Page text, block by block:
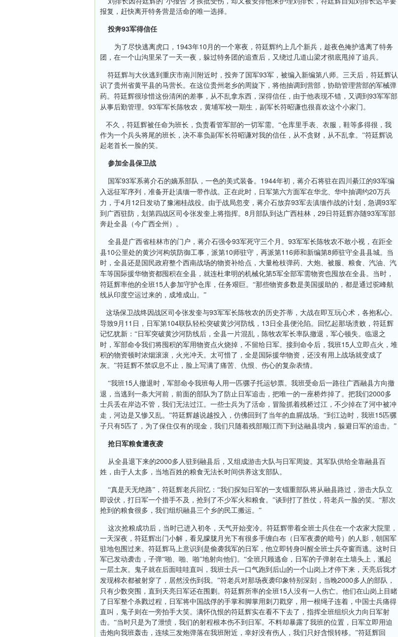
报复，赶快离开特务营是活命的唯一选择。
投奔93军得信任
为了尽快逃离虎口， 1943年10 月的一个寒夜，符廷辉约上几个新兵，趁夜色掩护逃离了特务
团，在一个山沟里呆了一天一夜，躲过特务团的追查后，又绕过几道山梁才彻底甩掉了追兵。
符廷辉与大伙逃到重庆市南川附近时，投奔了国军93军，被编入新编第八师。三天后，符廷辉认
识了贵州省黄平县的马营长。在这位贵州老乡的周旋下，将他抽调到营部，协助管理营部的军械弹
药。符廷辉很珍惜这份清闲的差事，从不乱拿东西，深得信任，由于他表现不错，又调到 93军军部
从事后勤管理。 93军军长陈牧农，黄埔军校一期生，副军长符昭谦也很喜欢这个小家门。
不久，符廷辉被任命为班长，负责看管军部的一切军需。“仓库里手表、衣服，鞋等多得很，我
作为一个兵头将尾的班长，决不辜负副军长符昭谦对我的信任，从不贪财，从不乱拿。”符廷辉说
起老首长一脸的笑。
参加全县保卫战
国军93军系蒋介石的嫡系部队，一色的美式装备。 1944年初，蒋介石将驻在四川綦江的93军编
入远征军序列，准备开赴滇缅一带作战。正在此时，日军第六方面军在华北、华中抽调约20万兵
力，于4月 12 日 发动了豫湘桂战役。由于战局忽变，蒋介石放弃93军去滇缅作战的计划，急调93军
到广西驻防，划第四战区司令张发奎上将指挥。 8 月部队到达广西桂林， 29 日符廷辉亦随93军军部
奔赴全县（今广西全州）。
全县是广西省桂林市的门户，蒋介石强令93军死守三个月。 93军军长陈牧农不敢小视，在距全
县10公里处的黄沙河构筑防御工事，派第10师驻守，再派第116师和新编第8师驻守全县县城。当
时，全县还是国民政府整个西南战场的物资补给点，大量枪枝弹药、大炮、被服、粮食、汽油、汽
车等国际援华物资都囤积在全县，就连杜聿明的机械化第5军全部军需物资也囤放在全县。当时，
符廷辉率他的全班15人参加守护仓库，任务艰巨。“那些物资多数是美国援助的，都是通过驼峰航
线从印度空运过来的，成堆成山。”
这场保卫战终因战区司令张发奎与93军军长陈牧农的历史芥蒂，大战在即互玩心术，各抱私心。
导致9 月 11 日 ，日军第104联队轻松突破黄沙河防线， 13 日全县便沦陷。回忆起那场溃败，符廷辉
记忆犹新：“日军突破黄沙河防线后，全县一片混乱，陈牧农军长率队撤退，军心顿失。临退之
时，军部命令我们将囤积的军用物资点火烧掉，不留给日军。接到命令后，我班15人立即点火，堆
积的物资顿时浓烟滚滚，火光冲天。太可惜了，全是国际援华物资，还没有用上战场就变成了
灰。”符廷辉不禁叹息不止，脸上写满了痛苦、仇恨、伤心的复杂表情。
“我班15人撤退时，军部命令我班每人用一匹骡子托运钞票。我班受命后一路往广西融县方向撤
退，当逃到一条大河前，前面的部队为了防止日军追击，把唯一的一座桥炸掉了。把我们2000多
士兵丢在岸边不管，我们无法过江。一些士兵为了活命，冒险抓着残桥过江，不少掉在了河中被冲
走，河边是又惨又乱。”符廷辉越说越投入，仿佛回到了当年的血腥战场。“到江边时，我班15匹骡
子只有5匹了，为了保住仅有的现金，我们只随着残部顺江而下到达融县境内，躲避日军的追击。”
抢日军粮食遭夜袭
从全县退下来的2000多人驻到融县后，又组成游击大队与日军周旋。其军队供给全靠融县百
姓，由于人太多，当地百姓的粮食无法长时间供养这支部队。
“真是天无绝路”，符廷辉老兵回忆：“我们探知日军的一支锱重部队将从融县路过，游击大队立
即设伏，打日军一个措手不及，抢到了不少军火和粮食。”谈到打了胜仗，符老兵一脸的笑。“那次
抢到的粮食很多，我们组织融县三个乡的民工搬运。”
这次抢粮成功后，当时已进入初冬，天气开始变冷。符廷辉带着全班士兵住在一个农家大院里，
一天深夜，符廷辉出门小解，看见朦胧月光下有很多手缠白布（日军夜袭的暗号）的人影，朝国军
驻地包围过来。符廷辉马上意识到是偷袭我军的日军，他立即转身叫醒全班士兵夺窗而逃。这时日
军已发动袭击，子弹“啪、啪、啪”地射向他们。“全班只顾逃命，日军的子弹射在土墙头上，溅起
一层土灰。鬼子就在后面哇哇直叫，我班士兵一口气跑到后山的一个山岗上才停下来，天亮后我才
发现棉衣都被射穿了，居然没伤到我。”符老兵对那场夜袭印象特别深刻，当晚2000多人的部队，
只有少数突围，直到天亮日军还在围剿。符廷辉所率的全班15人没有一人伤亡。他们在山岗上目睹
了日军整个杀戮过程，日军将中国战俘的手掌和脚掌用刺刀戳穿，用一根绳子连着，中国士兵痛得
直叫，鬼子则在一旁拍手大笑。满怀仇恨的符廷辉实在看不下去了，指挥全班组织火力向日军射
击。“当时只是为了泄愤，我们的射程根本伤不到日军。不料却暴露了我班的位置，日军立即用迫
击炮向我班轰击，连续三发炮弹落在我班附近，幸好没有伤人，我们只好含恨转移。”符廷辉回